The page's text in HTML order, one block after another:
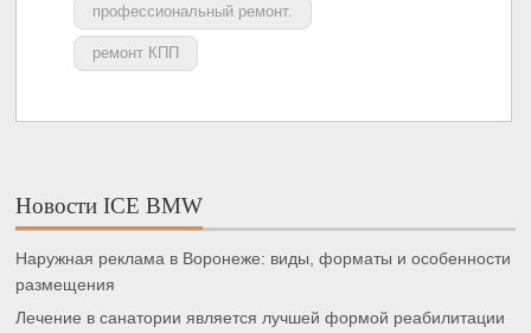
профессиональный ремонт.
ремонт КПП
Новости ICE BMW
Наружная реклама в Воронеже: виды, форматы и особенности
размещения
Лечение в санатории является лучшей формой реабилитации